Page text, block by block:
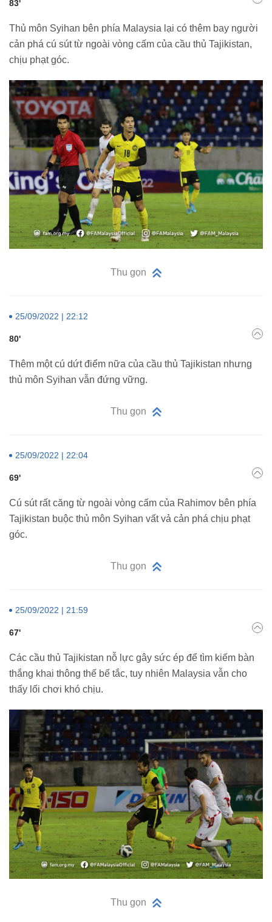
83'
Thủ môn Syihan bên phía Malaysia lại có thêm bay người
cản phá cú sút từ ngoài vòng cấm của cầu thủ Tajikistan,
chịu phạt góc.
Thu gọn
25/09/2022 | 22:12
80'
Thêm một cú dứt điểm nữa của cầu thủ Tajikistan nhưng
thủ môn Syihan vẫn đứng vững.
Thu gọn
25/09/2022 | 22:04
69'
Cú sút rất căng từ ngoài vòng cấm của Rahimov bên phía
Tajikistan buộc thủ môn Syihan vất vả cản phá chịu phạt
góc.
Thu gọn
25/09/2022 | 21:59
67'
Các cầu thủ Tajikistan nỗ lực gây sức ép để tìm kiếm bàn
thắng khai thông thế bế tắc, tuy nhiên Malaysia vẫn cho
thấy lối chơi khó chịu.
Thu gọn